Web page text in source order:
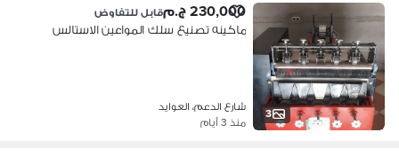
3
230,000 ج.م قابل للتفاوض
ماكينه تصنيع سلك المواعين الاستالس
شارع الدعم، العوايد
منذ 3 أيام